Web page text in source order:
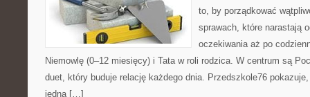
to, by porządkować
sprawach, które narastają
oczekiwania aż po
Niemowlę (0–12 miesięcy) i Tata w roli rodzica. W centrum są
duet, który buduje relację każdego dnia. Przedszkole76
jedną […]